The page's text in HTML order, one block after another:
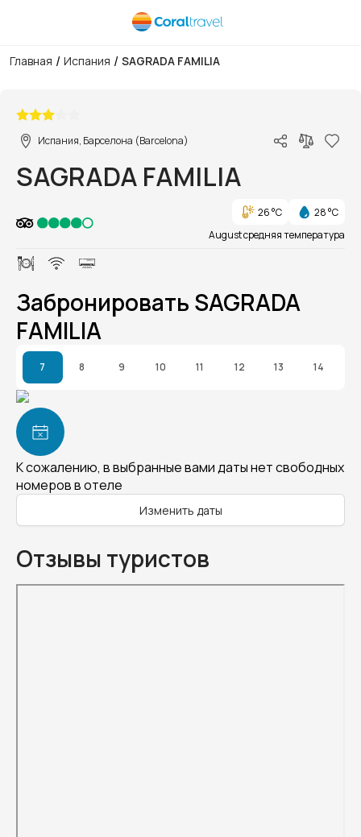
Главная / Испания / SAGRADA FAMILIA
Испания, Барселона (Barcelona)
SAGRADA FAMILIA
26 °C
28 °C
August средняя температура
Забронировать SAGRADA
FAMILIA
7 8 9 10 11 12 13 14
К сожалению, в выбранные вами даты нет свободных
номеров в отеле
Изменить даты
Отзывы туристов